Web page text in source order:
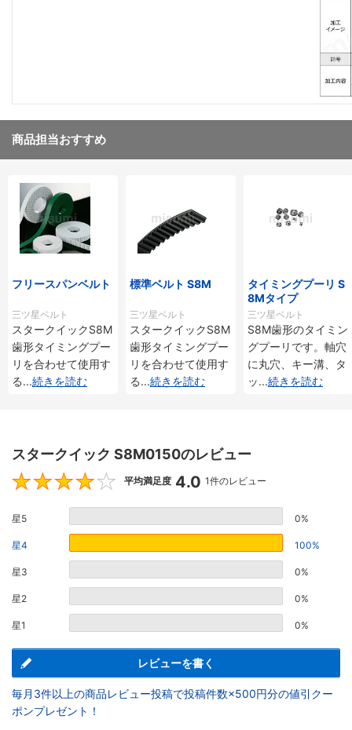
商品担当おすすめ
フリースパンベルト
三ツ星ベルト
スタークイックS8M
歯形タイミングプー
リを合わせて使用す
る...続きを読む
標準ベルト S8M
三ツ星ベルト
スタークイックS8M
歯形タイミングプー
リを合わせて使用す
る...続きを読む
タイミングプーリ S
8Mタイプ
三ツ星ベルト
S8M歯形のタイミン
グプーリです。軸穴
に丸穴、キー溝、タ
ッ...続きを読む
スタークイック S8M0150のレビュー
4
平均満足度 4.0 1件のレビュー
星5 0%
星4 100%
星3 0%
星2 0%
星1 0%
レビューを書く
毎月3件以上の商品レビュー投稿で投稿件数×500円分の値引クー
ポンプレゼント！